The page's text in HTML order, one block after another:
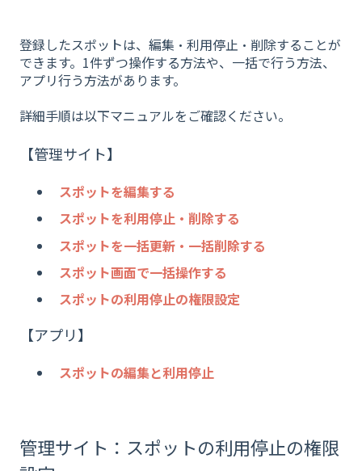
登録したスポットは、編集・利用停止・削除することが
できます。1件ずつ操作する方法や、一括で行う方法、
アプリ行う方法があります。
詳細手順は以下マニュアルをご確認ください。
【管理サイト】
スポットを編集する
スポットを利用停止・削除する
スポットを一括更新・一括削除する
スポット画面で一括操作する
スポットの利用停止の権限設定
【アプリ】
スポットの編集と利用停止
管理サイト：スポットの利用停止の権限